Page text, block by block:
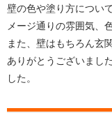
壁の色や塗り方につい
メージ通りの雰囲気、
また、壁はもちろん玄
ありがとうございまし
した。